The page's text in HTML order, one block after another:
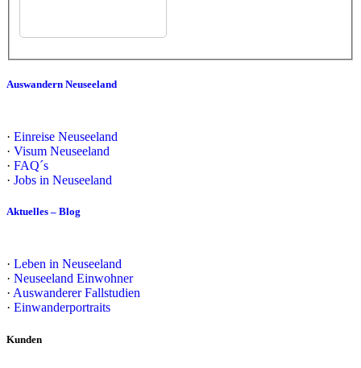
Auswandern Neuseeland
· Einreise Neuseeland
· Visum Neuseeland
· FAQ´s
· Jobs in Neuseeland
Aktuelles – Blog
· Leben in Neuseeland
· Neuseeland Einwohner
· Auswanderer Fallstudien
· Einwanderportraits
Kunden